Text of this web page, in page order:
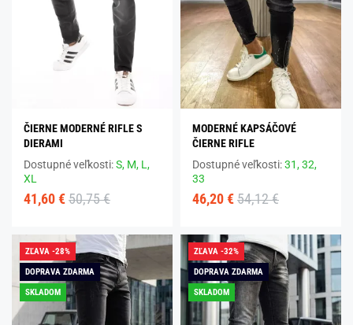
ČIERNE MODERNÉ RIFLE S
DIERAMI
Dostupné veľkosti:S, M, L,
XL
41,60 € 50,75 €
MODERNÉ KAPSÁČOVÉ
ČIERNE RIFLE
Dostupné veľkosti:31,32,
33
46,20 € 54,12 €
ZĽAVA -28%
DOPRAVA ZDARMA
SKLADOM
ZĽAVA -32%
DOPRAVA ZDARMA
SKLADOM